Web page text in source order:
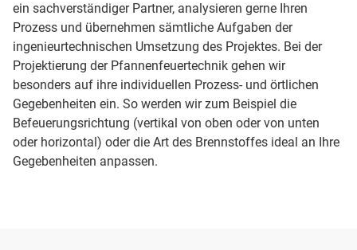
ein sachverständiger Partner, analysieren gerne Ihren
Prozess und übernehmen sämtliche Aufgaben der
ingenieurtechnischen Umsetzung des Projektes. Bei der
Projektierung der Pfannenfeuertechnik gehen wir
besonders auf ihre individuellen Prozess- und örtlichen
Gegebenheiten ein. So werden wir zum Beispiel die
Befeuerungsrichtung (vertikal von oben oder von unten
oder horizontal) oder die Art des Brennstoffes ideal an Ihre
Gegebenheiten anpassen.